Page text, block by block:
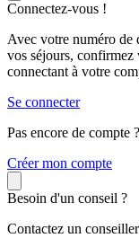
Connectez-vous !
Avec votre numéro de
vos séjours, confirmez
connectant à votre
Se connecter
Pas encore de compte ?
Créer mon compte
Besoin d'un conseil ?
Contactez un